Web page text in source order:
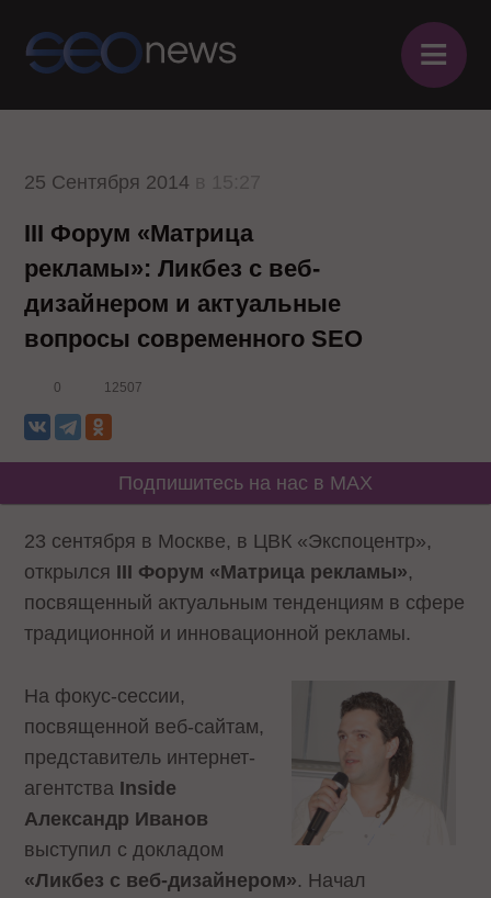
≡
25 Сентября 2014
III Форум «Матрица
рекламы»: Ликбез с веб-
дизайнером и актуальные
вопросы современного SEO
0 12507
Подпишитесь на нас в MAX
23 сентября в Москве, в ЦВК «Экспоцентр»,
открылся III Форум «Матрица рекламы»,
посвященный актуальным тенденциям в сфере
традиционной и инновационной рекламы.
На фокус-сессии,
посвященной веб-сайтам,
представитель интернет-
агентства Inside
Александр Иванов
выступил с докладом
«Ликбез с веб-дизайнером». Начал